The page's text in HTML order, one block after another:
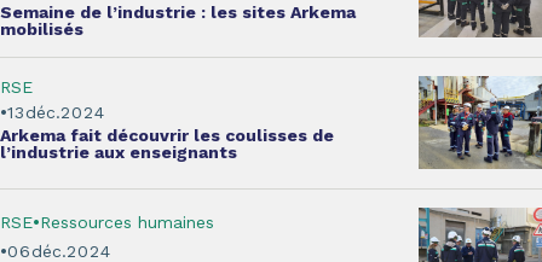
Semaine de l’industrie : les sites Arkema
mobilisés
déc.
13 2024
RSE
Arkema fait découvrir les coulisses de
l’industrie aux enseignants
déc.
06 2024
RSE Ressources humaines